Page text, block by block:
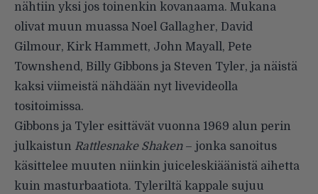
nähtiin yksi jos toinenkin kovanaama. Mukana
olivat muun muassa Noel Gallagher, David
Gilmour, Kirk Hammett, John Mayall, Pete
Townshend, Billy Gibbons ja Steven Tyler, ja näistä
kaksi viimeistä nähdään nyt livevideolla
tositoimissa.
Gibbons ja Tyler esittävät vuonna 1969 alun perin
julkaistun Rattlesnake Shaken– jonka sanoitus
käsittelee muuten niinkin juiceleskiäänistä aihetta
kuin masturbaatiota. Tyleriltä kappale sujuu